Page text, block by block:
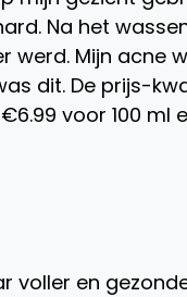
Na het
werd. Mijn acne
dit. De prijs-
voor 100 ml
voller en